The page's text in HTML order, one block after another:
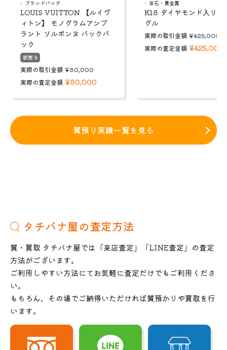
ブランドバッグ
LOUIS VUITTON 【ルイヴ
ィトン】 モノグラムアンプ
ラント ソルボンヌ バックパ
ック
状態 B
実際の取引金額 ¥80,000
実際の査定金額 ¥80,000
宝石・貴金属
K18 ダイヤモンド入り
グル
実際の取引金額 ¥425,000
実際の査定金額 ¥425,000
質預り実績一覧を見る
タチバナ屋の査定方法
質・買取 タチバナ屋では「来店査定」「LINE査定」の査定
方法がございます。
ご利用しやすい方法にてお気軽に査定だけでもご利用くださ
い。
もちろん、その場でご納得いただければ質預かりや買取を行
います。